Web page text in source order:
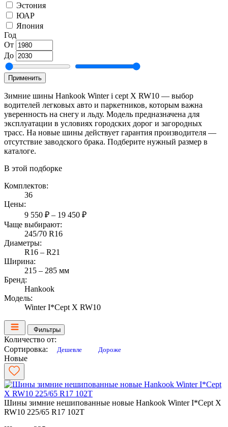
Эстония
ЮАР
Япония
Год
От
До
Применить
Зимние шины Hankook Winter i cept X RW10 — выбор
водителей легковых авто и паркетников, которым важна
уверенность на снегу и льду. Модель предназначена для
эксплуатации в условиях городских дорог и загородных
трасс. На новые шины действует гарантия производителя —
отсутствие заводского брака. Подберите нужный размер в
каталоге.
В этой подборке
Комплектов:
36
Цены:
9 550 ₽ – 19 450 ₽
Чаще выбирают:
245/70 R16
Диаметры:
R16 – R21
Ширина:
215 – 285 мм
Бренд:
Hankook
Модель:
Winter I*Cept X RW10
Фильтры
Количество от:
Сортировка:
Дешевле Дороже
Новые
Шины зимние нешипованные новые Hankook Winter I*Cept X
RW10 225/65 R17 102T